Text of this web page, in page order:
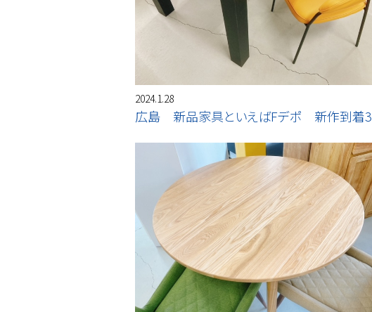
2024.1.28
広島 新品家具といえばFデポ 新作到着3